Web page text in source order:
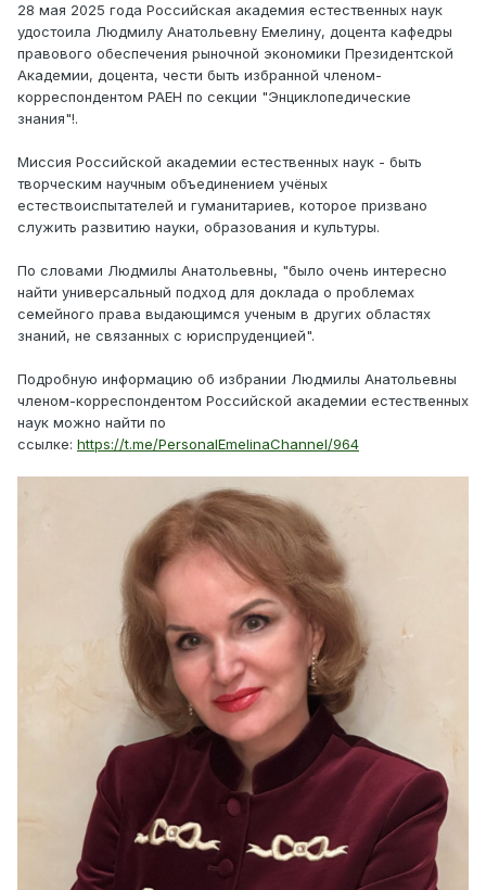
28 мая 2025 года Российская академия естественных наук
удостоила Людмилу Анатольевну Емелину, доцента кафедры
правового обеспечения рыночной экономики Президентской
Академии, доцента, чести быть избранной членом-
корреспондентом РАЕН по секции "Энциклопедические
знания"!.
Миссия Российской академии естественных наук - быть
творческим научным объединением учёных
естествоиспытателей и гуманитариев, которое призвано
служить развитию науки, образования и культуры.
По словами Людмилы Анатольевны, "было очень интересно
найти универсальный подход для доклада о проблемах
семейного права выдающимся ученым в других областях
знаний, не связанных с юриспруденцией".
Подробную информацию об избрании Людмилы Анатольевны
членом-корреспондентом Российской академии естественных
наук можно найти по
ссылке: https://t.me/PersonalEmelinaChannel/964